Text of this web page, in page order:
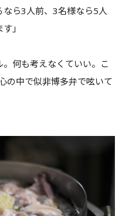
ら3人前、3名様なら5人
」
何も考えなくていい。こ
の中で似非博多弁で呟いて